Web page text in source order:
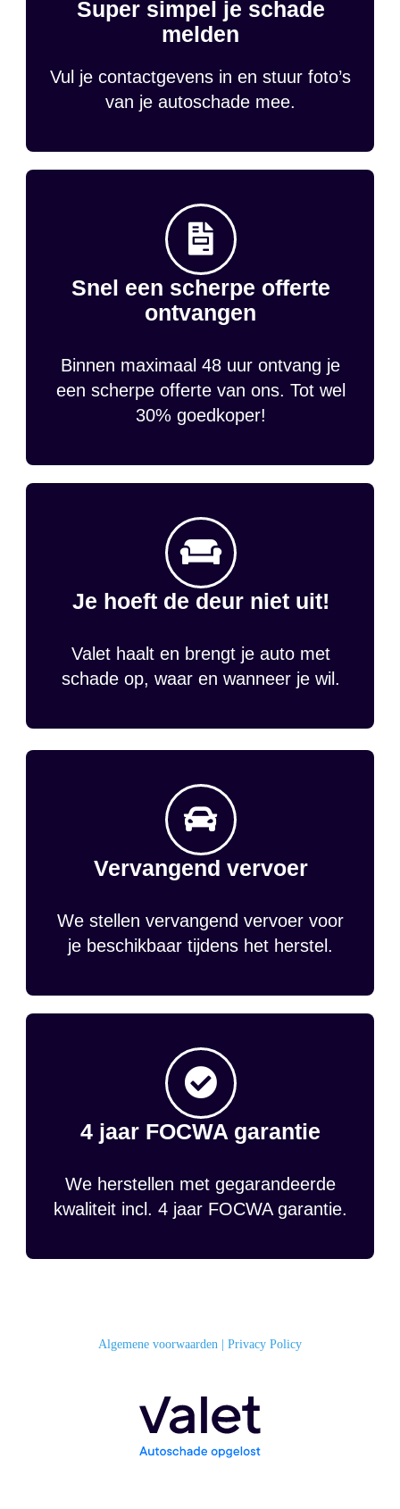
Super simpel je schade
melden
Vul je contactgevens in en stuur foto’s
van je autoschade mee.
Snel een scherpe offerte
ontvangen
Binnen maximaal 48 uur ontvang je
een scherpe offerte van ons. Tot wel
30% goedkoper!
Je hoeft de deur niet uit!
Valet haalt en brengt je auto met
schade op, waar en wanneer je wil.
Vervangend vervoer
We stellen vervangend vervoer voor
je beschikbaar tijdens het herstel.
4 jaar FOCWA garantie
We herstellen met gegarandeerde
kwaliteit incl. 4 jaar FOCWA garantie.
Algemene voorwaarden Privacy Policy